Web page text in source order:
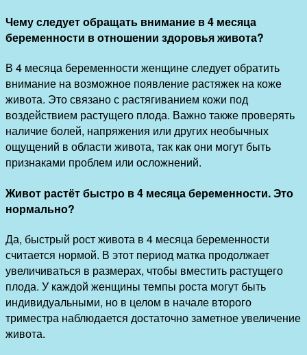
Чему следует обращать внимание в 4 месяца
беременности в отношении здоровья живота?
В 4 месяца беременности женщине следует обратить
внимание на возможное появление растяжек на коже
живота. Это связано с растягиванием кожи под
воздействием растущего плода. Важно также проверять
наличие болей, напряжения или других необычных
ощущений в области живота, так как они могут быть
признаками проблем или осложнений.
Живот растёт быстро в 4 месяца беременности. Это
нормально?
Да, быстрый рост живота в 4 месяца беременности
считается нормой. В этот период матка продолжает
увеличиваться в размерах, чтобы вместить растущего
плода. У каждой женщины темпы роста могут быть
индивидуальными, но в целом в начале второго
триместра наблюдается достаточно заметное увеличение
живота.